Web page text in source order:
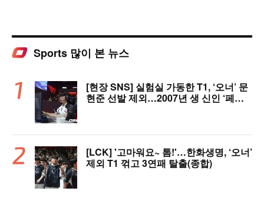
Sports 많이 본 뉴스
[현장 SNS] 실험실 가동한 T1, ‘오너’ 문
현준 선발 제외…2007년 생 신인 ‘페인
[LCK] '고마워요~ 톰!'…한화생명, ‘오너’
제외 T1 꺾고 3연패 탈출(종합)